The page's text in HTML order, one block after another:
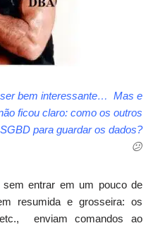
bem interessante… Mas e
ficou claro: como os outros
para guardar os dados?
😕
entrar em um pouco de
resumida e grosseira: os
enviam comandos ao